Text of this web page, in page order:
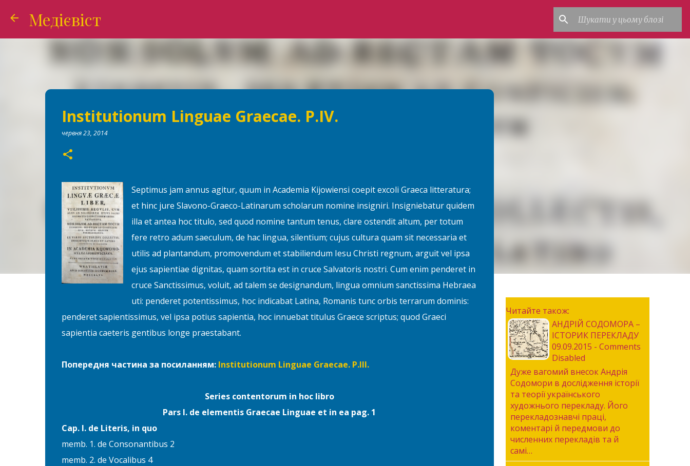
Медієвіст
Institutionum Linguae Graecae. P.IV.
червня 23, 2014
Septimus jam annus agitur, quum in Academia Kijowiensi coepit excoli Graeca litteratura;
et hinc jure Slavono-Graeco-Latinarum scholarum nomine insigniri. Insigniebatur quidem
illa et antea hoc titulo, sed quod nomine tantum tenus, clare ostendit altum, per totum
fere retro adum saeculum, de hac lingua, silentium; cujus cultura quam sit necessaria et
utilis ad plantandum, promovendum et stabiliendum Iesu Christi regnum, arguit vel ipsa
ejus sapientiae dignitas, quam sortita est in cruce Salvatoris nostri. Cum enim penderet in
cruce Sanctissimus, voluit, ad talem se designandum, lingua omnium sanctissima Hebraea
uti: penderet potentissimus, hoc indicabat Latina, Romanis tunc orbis terrarum dominis:
penderet sapientissimus, vel ipsa potius sapientia, hoc innuebat titulus Graece scriptus; quod Graeci
sapientia caeteris gentibus longe praestabant.
Попередня частина за посиланням: Institutionum Linguae Graecae. P.III.
Series contentorum in hoc libro
Pars I. de elementis Graecae Linguae et in ea pag. 1
Cap. I. de Literis, in quo
memb. 1. de Consonantibus 2
memb. 2. de Vocalibus 4
Читайте також:
АНДРІЙ СОДОМОРА –
ІСТОРИК ПЕРЕКЛАДУ
09.09.2015 - Comments
Disabled
Дуже вагомий внесок Андрія
Содомори в дослідження історії
та теорії українського
художнього перекладу. Його
перекладознавчі праці,
коментарі й передмови до
численних перекладів та й
самі…